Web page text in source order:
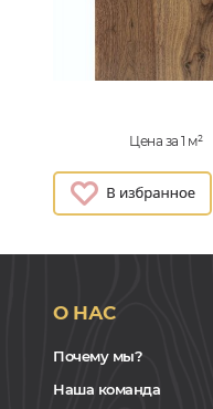
Цена за 1 м²
О НАС
Почему мы?
Наша команда